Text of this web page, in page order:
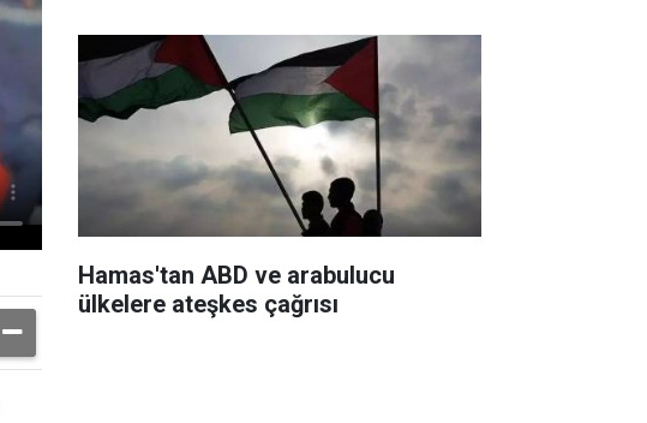
Hamas'tan ABD ve arabulucu
ülkelere ateşkes çağrısı